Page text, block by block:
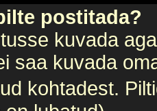
postitada?
kuvada
saa kuvada
kohtadest.